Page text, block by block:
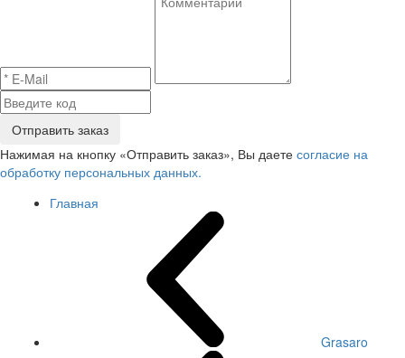
Отправить заказ
Нажимая на кнопку «Отправить заказ», Вы даете согласие на
обработку персональных данных.
Главная
Grasaro